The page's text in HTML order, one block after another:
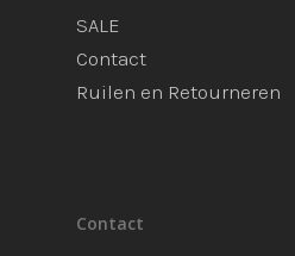
SALE
Contact
Ruilen en Retourneren
Contact